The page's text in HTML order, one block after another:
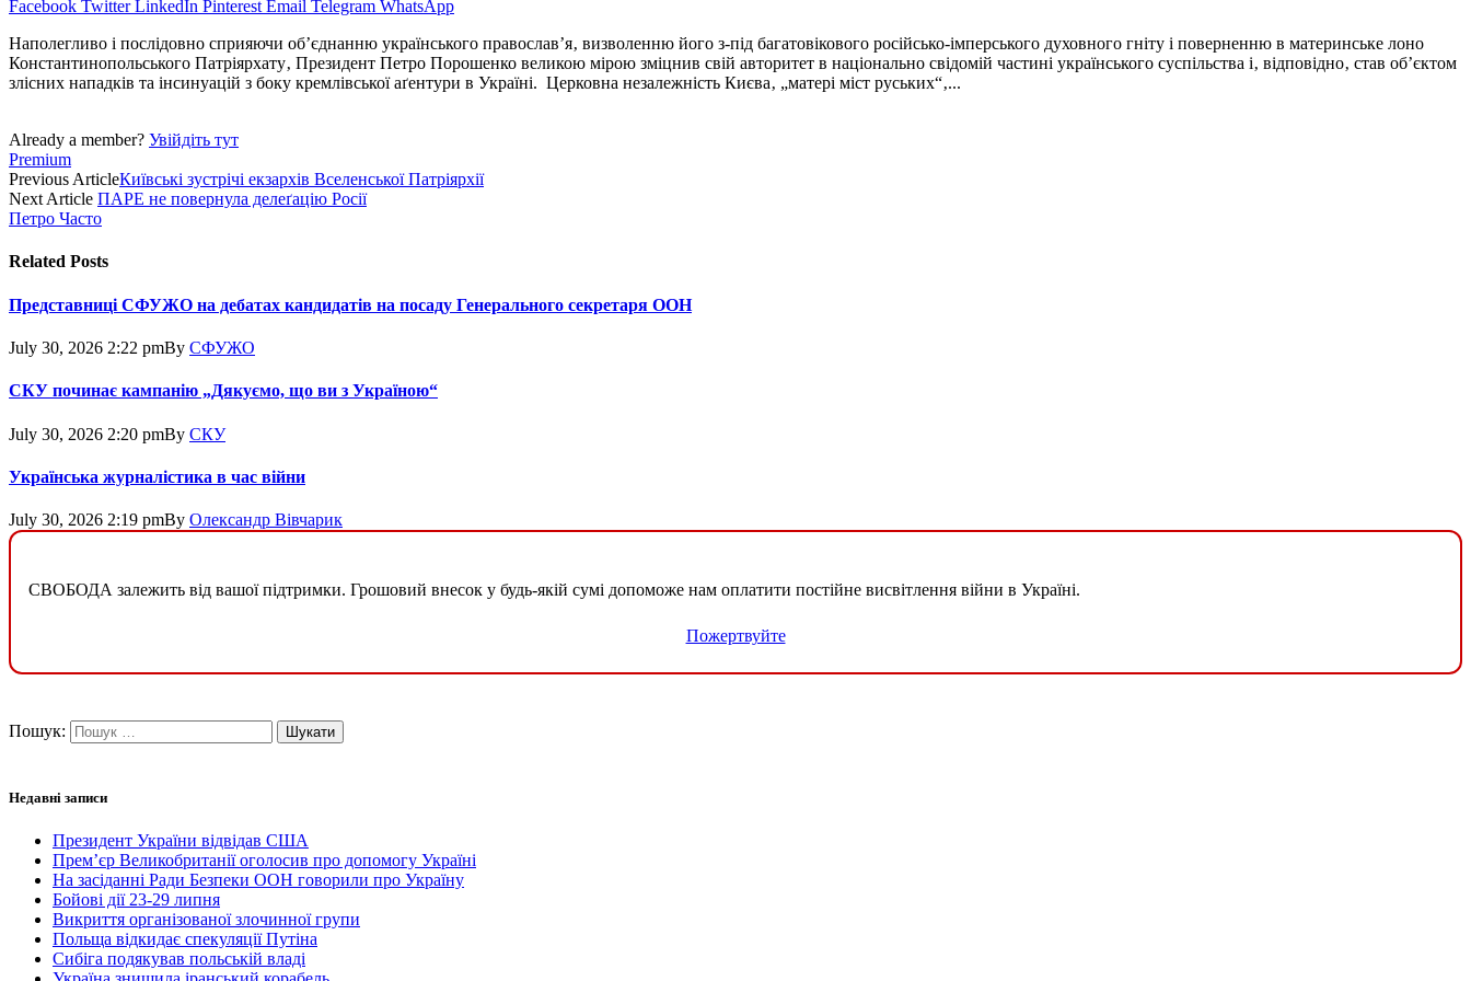
Facebook Twitter LinkedIn Pinterest Email Telegram WhatsApp
Наполегливо і послідовно сприяючи об’єднанню українського православ’я‚ визволенню його з-під багатовікового російсько-імперського духовного гніту і поверненню в материнське лоно
Константинопольського Патріярхату‚ Президент Петро Порошенко великою мірою зміцнив свій авторитет в національно свідомій частині українського суспільства і‚ відповідно‚ став об’єктом
злісних нападків та інсинуацій з боку кремлівської аґентури в Україні. Церковна незалежність Києва‚ „матері міст руських“‚...
Already a member? Увійдіть тут
Premium
Previous ArticleКиївські зустрічі екзархів Вселенської Патріярхії
Next Article ПАРЕ не повернула делеґацію Росії
Петро Часто
Related Posts
Представниці СФУЖО на дебатах кандидатів на посаду Генерального секретаря ООН
July 30, 2026 2:22 pmBy СФУЖО
СКУ починає кампанію „Дякуємо, що ви з Україною“
July 30, 2026 2:20 pmBy СКУ
Українська журналістика в час війни
July 30, 2026 2:19 pmBy Олександр Вівчарик
СВОБОДА залежить від вашої підтримки. Грошовий внесок у будь-якій сумі допоможе нам оплатити постійне висвітлення війни в Україні.
Пожертвуйте
Пошук:
Недавні записи
Президент України відвідав США
Прем’єр Великобританії оголосив про допомогу Україні
На засіданні Ради Безпеки ООН говорили про Україну
Бойові дії 23-29 липня
Викриття організованої злочинної групи
Польща відкидає спекуляції Путіна
Сибіга подякував польській владі